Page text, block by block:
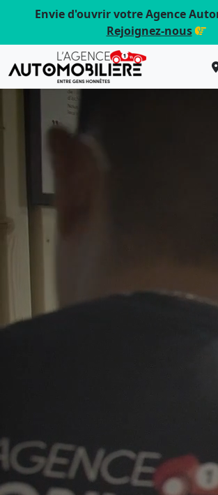
Envie d'ouvrir votre Agence
Rejoignez-nous